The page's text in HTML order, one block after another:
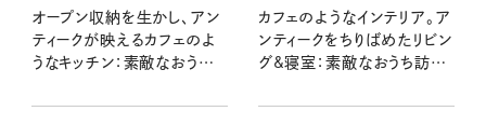
オープン収納を生かし、アン
ティークが映えるカフェのよ
うなキッチン：素敵なおうち
カフェのようなインテリア。ア
ンティークをちりばめたリビン
グ&寝室：素敵なおうち訪問